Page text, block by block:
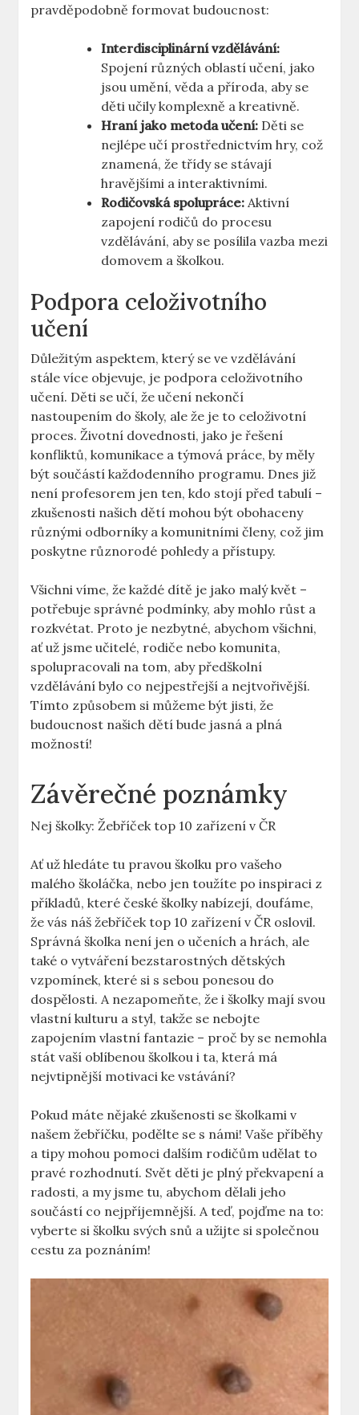
pravděpodobně formovat budoucnost:
Interdisciplinární vzdělávání:
Spojení různých oblastí učení, jako
jsou umění, věda a příroda, aby se
děti učily komplexně a kreativně.
Hraní jako metoda učení: Děti se
nejlépe učí prostřednictvím hry, což
znamená, že třídy se stávají
hravějšími a interaktivními.
Rodičovská spolupráce: Aktivní
zapojení rodičů do procesu
vzdělávání, aby se posílila vazba mezi
domovem a školkou.
Podpora celoživotního
učení
Důležitým aspektem, který se ve vzdělávání
stále více objevuje, je podpora celoživotního
učení. Děti se učí, že učení nekončí
nastoupením do školy, ale že je to celoživotní
proces. Životní dovednosti, jako je řešení
konfliktů, komunikace a týmová práce, by měly
být součástí každodenního programu. Dnes již
není profesorem jen ten, kdo stojí před tabulí –
zkušenosti našich dětí mohou být obohaceny
různými odborníky a komunitními členy, což jim
poskytne různorodé pohledy a přístupy.
Všichni víme, že každé dítě je jako malý květ –
potřebuje správné podmínky, aby mohlo růst a
rozkvétat. Proto je nezbytné, abychom všichni,
ať už jsme učitelé, rodiče nebo komunita,
spolupracovali na tom, aby předškolní
vzdělávání bylo co nejpestřejší a nejtvořivější.
Tímto způsobem si můžeme být jisti, že
budoucnost našich dětí bude jasná a plná
možností!
Závěrečné poznámky
Nej školky: Žebříček top 10 zařízení v ČR
Ať už hledáte tu pravou školku pro vašeho
malého školáčka, nebo jen toužíte po inspiraci z
příkladů, které české školky nabízejí, doufáme,
že vás náš žebříček top 10 zařízení v ČR oslovil.
Správná školka není jen o učeních a hrách, ale
také o vytváření bezstarostných dětských
vzpomínek, které si s sebou ponesou do
dospělosti. A nezapomeňte, že i školky mají svou
vlastní kulturu a styl, takže se nebojte
zapojením vlastní fantazie – proč by se nemohla
stát vaší oblíbenou školkou i ta, která má
nejvtipnější motivaci ke vstávání?
Pokud máte nějaké zkušenosti se školkami v
našem žebříčku, podělte se s námi! Vaše příběhy
a tipy mohou pomoci dalším rodičům udělat to
pravé rozhodnutí. Svět děti je plný překvapení a
radosti, a my jsme tu, abychom dělali jeho
součástí co nejpříjemnější. A teď, pojďme na to:
vyberte si školku svých snů a užijte si společnou
cestu za poznáním!